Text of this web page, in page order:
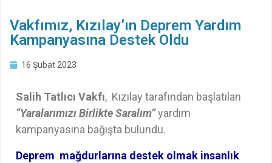
Vakfımız, Kızılay’ın Deprem Yardım
Kampanyasına Destek Oldu
16 Şubat 2023
Salih Tatlıcı Vakfı, Kızılay tarafından başlatılan
“Yaralarımızı Birlikte Saralım”yardım
kampanyasına bağışta bulundu.
Deprem mağdurlarına destek olmak insanlık